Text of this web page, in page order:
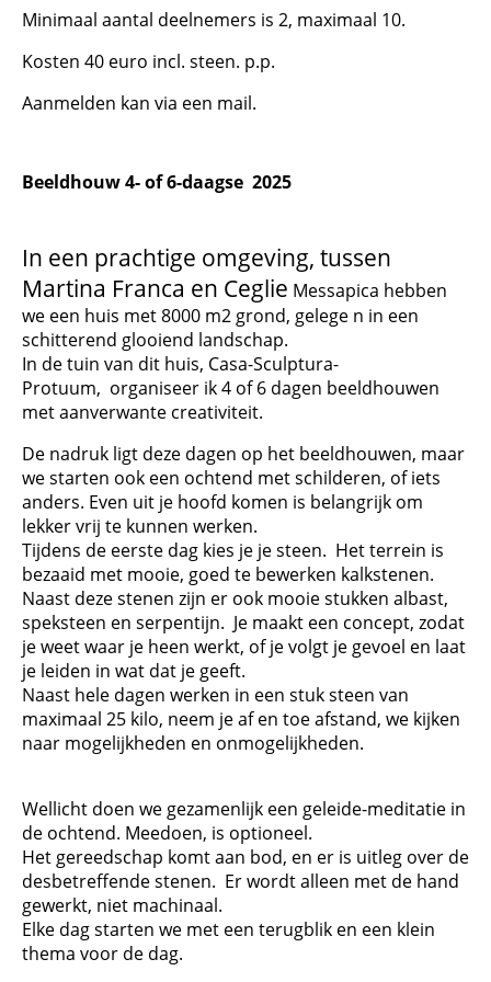
Minimaal aantal deelnemers is 2, maximaal 10.
Kosten 40 euro incl. steen. p.p.
Aanmelden kan via een mail.
Beeldhouw 4- of 6-daagse 2025
In een prachtige omgeving, tussen
Martina Franca en Ceglie Messapica hebben
we een huis met 8000 m2 grond, gelege n in een
schitterend glooiend landschap.
In de tuin van dit huis, Casa-Sculptura-
Protuum, organiseer ik 4 of 6 dagen beeldhouwen
met aanverwante creativiteit.
De nadruk ligt deze dagen op het beeldhouwen, maar
we starten ook een ochtend met schilderen, of iets
anders. Even uit je hoofd komen is belangrijk om
lekker vrij te kunnen werken.
Tijdens de eerste dag kies je je steen. Het terrein is
bezaaid met mooie, goed te bewerken kalkstenen.
Naast deze stenen zijn er ook mooie stukken albast,
speksteen en serpentijn. Je maakt een concept, zodat
je weet waar je heen werkt, of je volgt je gevoel en laat
je leiden in wat dat je geeft.
Naast hele dagen werken in een stuk steen van
maximaal 25 kilo, neem je af en toe afstand, we kijken
naar mogelijkheden en onmogelijkheden.
Wellicht doen we gezamenlijk een geleide-meditatie in
de ochtend. Meedoen, is optioneel.
Het gereedschap komt aan bod, en er is uitleg over de
desbetreffende stenen. Er wordt alleen met de hand
gewerkt, niet machinaal.
Elke dag starten we met een terugblik en een klein
thema voor de dag.